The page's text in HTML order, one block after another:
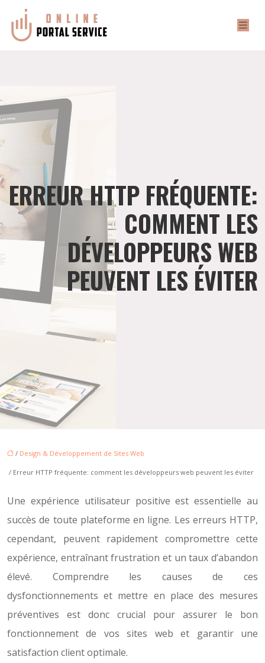
ERREUR HTTP FRÉQUENTE:
COMMENT LES
DÉVELOPPEURS WEB
PEUVENT LES ÉVITER
/ Design & Développement de Sites Web
/ Erreur HTTP fréquente: comment les développeurs web peuvent les éviter
Une expérience utilisateur positive est essentielle au
succès de toute plateforme en ligne. Les erreurs HTTP,
cependant, peuvent rapidement compromettre cette
expérience, entraînant frustration et un taux d’abandon
élevé. Comprendre les causes de ces
dysfonctionnements et mettre en place des mesures
préventives est donc crucial pour assurer le bon
fonctionnement de vos sites web et garantir une
satisfaction client optimale.